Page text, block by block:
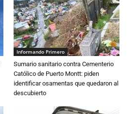
Informando Primero
Sumario sanitario contra Cementerio
Católico de Puerto Montt: piden
identificar osamentas que quedaron al
descubierto